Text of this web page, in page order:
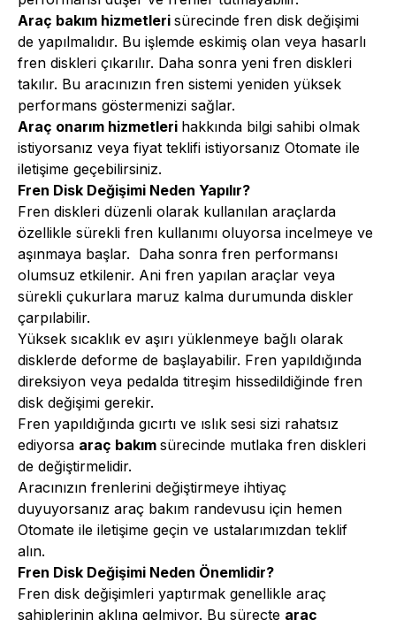
Araç bakım hizmetleri sürecinde fren disk değişimi
de yapılmalıdır. Bu işlemde eskimiş olan veya hasarlı
fren diskleri çıkarılır. Daha sonra yeni fren diskleri
takılır. Bu aracınızın fren sistemi yeniden yüksek
performans göstermenizi sağlar.
Araç onarım hizmetleri hakkında bilgi sahibi olmak
istiyorsanız veya fiyat teklifi istiyorsanız Otomate ile
iletişime geçebilirsiniz.
Fren Disk Değişimi Neden Yapılır?
Fren diskleri düzenli olarak kullanılan araçlarda
özellikle sürekli fren kullanımı oluyorsa incelmeye ve
aşınmaya başlar. Daha sonra fren performansı
olumsuz etkilenir. Ani fren yapılan araçlar veya
sürekli çukurlara maruz kalma durumunda diskler
çarpılabilir.
Yüksek sıcaklık ev aşırı yüklenmeye bağlı olarak
disklerde deforme de başlayabilir. Fren yapıldığında
direksiyon veya pedalda titreşim hissedildiğinde fren
disk değişimi gerekir.
Fren yapıldığında gıcırtı ve ıslık sesi sizi rahatsız
ediyorsa araç bakım sürecinde mutlaka fren diskleri
de değiştirmelidir.
Aracınızın frenlerini değiştirmeye ihtiyaç
duyuyorsanız araç bakım randevusu için hemen
Otomate ile iletişime geçin ve ustalarımızdan teklif
alın.
Fren Disk Değişimi Neden Önemlidir?
Fren disk değişimleri yaptırmak genellikle araç
sahiplerinin aklına gelmiyor. Bu süreçte araç